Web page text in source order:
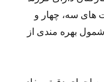
های سه، چهار و
در شمول بهره مندی از